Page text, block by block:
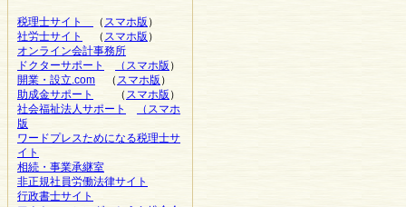
税理士サイト （ スマホ版 ）
社労士サイト
（ スマホ版 ）
オンライン会計事務所
ドクターサポート
（スマホ版 ）
開業・設立.com （ スマホ版 ）
助成金サポート
（ スマホ版 ）
社会福祉法人サポート
（スマホ
版
ワードプレスためになる税理士サ
イト
相続・事業承継室
非正規社員労働法律サイト
行政書士サイト